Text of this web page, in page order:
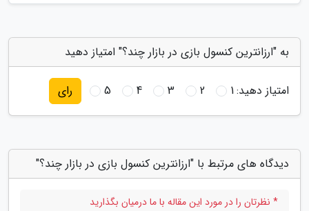
به "ارزانترین کنسول بازی در بازار چند؟" امتیاز دهید
امتیاز دهید:1
2
3
4
5 رای
دیدگاه های مرتبط با "ارزانترین کنسول بازی در بازار چند؟"
* نظرتان را در مورد این مقاله با ما درمیان بگذارید